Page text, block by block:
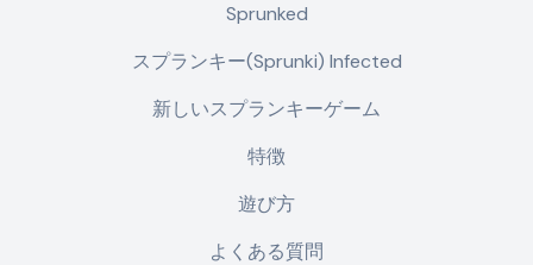
Sprunked
スプランキー(Sprunki) Infected
新しいスプランキーゲーム
特徴
遊び方
よくある質問